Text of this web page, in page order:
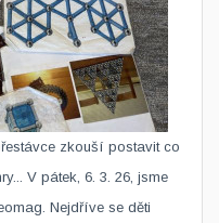
zkouší postavit co
V pátek, 6. 3. 26, jsme
Nejdříve se děti